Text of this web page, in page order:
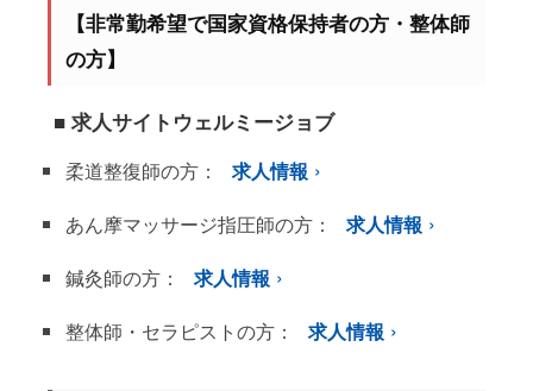
【非常勤希望で国家資格保持者の方・整体師
の方】
■ 求人サイトウェルミージョブ
柔道整復師の方：
求人情報
あん摩マッサージ指圧師の方：
求人情報
鍼灸師の方：
求人情報
整体師・セラピストの方：
求人情報